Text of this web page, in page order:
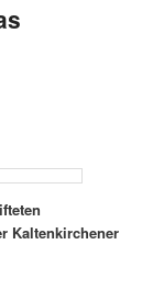
Kaltenkirchener